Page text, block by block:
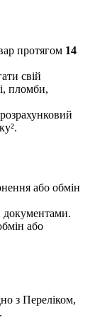
протягом 14
свій
пломби,
або обмін
документами.
або
з Переліком,